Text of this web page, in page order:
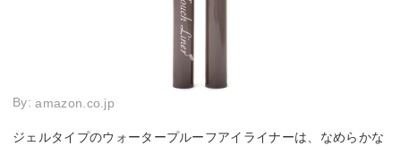
By:amazon.co.jp
ジェルタイプのウォータープルーフアイライナーは、なめらかな